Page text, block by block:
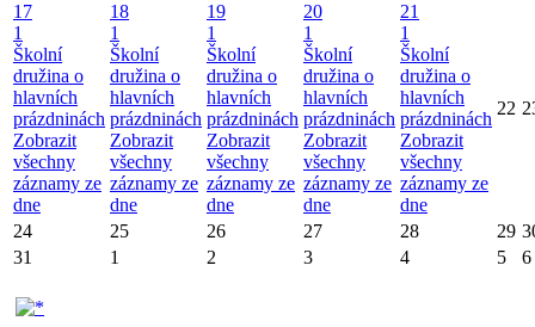
17
1
Školní
družina o
hlavních
prázdninách
Zobrazit
všechny
záznamy ze
dne
18
1
Školní
družina o
hlavních
prázdninách
Zobrazit
všechny
záznamy ze
dne
19
1
Školní
družina o
hlavních
prázdninách
Zobrazit
všechny
záznamy ze
dne
20
1
Školní
družina o
hlavních
prázdninách
Zobrazit
všechny
záznamy ze
dne
21
1
Školní
družina o
hlavních
prázdninách
Zobrazit
všechny
záznamy ze
dne
22
24 25 26 27 28 29
31
1 2 3 4 5 6